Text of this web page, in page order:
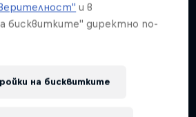
и в
бисквитките" директно по-
на бисквитките